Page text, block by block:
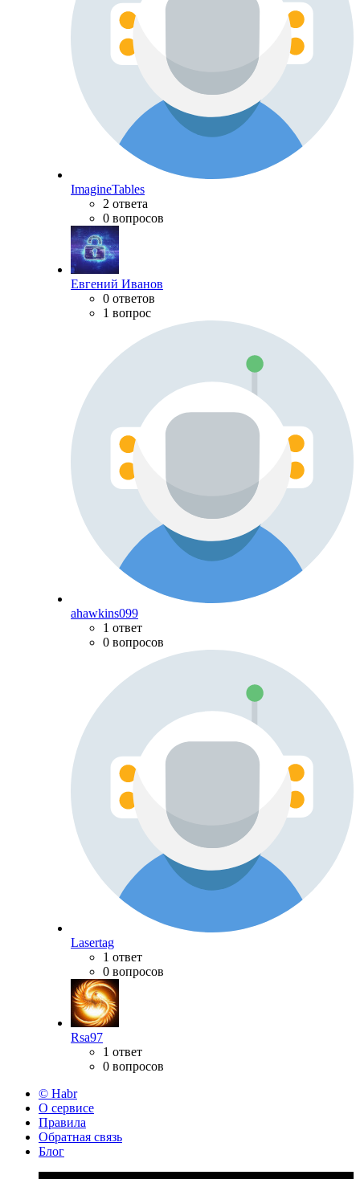
ImagineTables
2 ответа
0 вопросов
Евгений Иванов
0 ответов
1 вопрос
ahawkins099
1 ответ
0 вопросов
Lasertag
1 ответ
0 вопросов
Rsa97
1 ответ
0 вопросов
© Habr
О сервисе
Правила
Обратная связь
Блог